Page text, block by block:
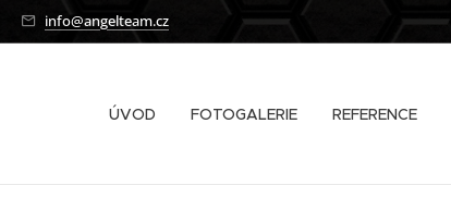
info@angelteam.cz
ÚVOD FOTOGALERIE REFERENCE